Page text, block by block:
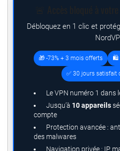
Débloquez en 1 clic et
🎁 -73% + 3 mois offerts 🛍️
✅ 30 jours satisfait
Le VPN numéro 1 dans
Jusqu’à 10 appareils
compte
Protection avancée :
des malwares
Navigation privée : IP